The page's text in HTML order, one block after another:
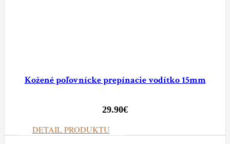
Kožené poľovnícke prepínacie vodítko 15mm
29.90€
DETAIL PRODUKTU